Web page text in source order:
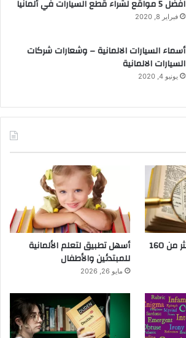
افضل 5 مواقع لشراء قطع السيارات في ألمانيا
فبراير 8, 2020
أسماء السيارات الالمانية – وشعارات شركات
السيارات الالمانية
يونيو 4, 2020
أسهل تطبيق لتعلّم أكثر من 160
أسهل تطبيق لتعلم الألمانية
للمبتدئين والأطفال
مايو 26, 2026